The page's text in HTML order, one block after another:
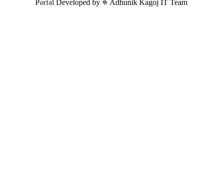
P𝔬𝔯𝔱𝔞𝔩 Developed by 𖦹 Adhunik Kagoj IT Team